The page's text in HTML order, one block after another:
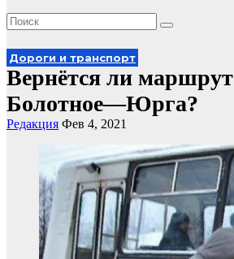
Дороги и транспорт
Вернётся ли маршрут
Болотное—Юрга?
Редакция Фев 4, 2021